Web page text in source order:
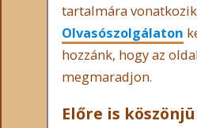
tartalmára
Olvasószolgálaton
hozzánk, hogy az
megmaradjon.
Előre is